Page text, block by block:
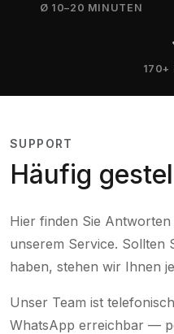
Ø 10–20 MINUTEN
170+
SUPPORT
Häufig
Hier finden Sie
unserem Service. Sollten
haben, stehen wir Ihnen
Unser Team ist
WhatsApp erreichbar —